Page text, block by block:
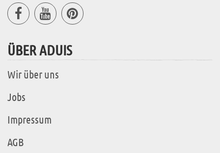
ÜBER ADUIS
Wir über uns
Jobs
Impressum
AGB